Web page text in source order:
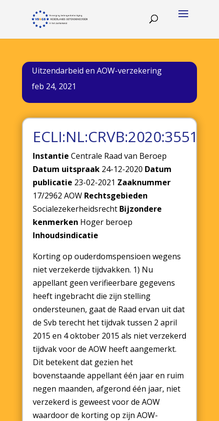
Uitzendarbeid en AOW-verzekering
feb 24, 2021
ECLI:NL:CRVB:2020:3551
Instantie Centrale Raad van Beroep
Datum uitspraak 24-12-2020 Datum
publicatie 23-02-2021 Zaaknummer
17/2962 AOW Rechtsgebieden
Socialezekerheidsrecht Bijzondere
kenmerken Hoger beroep
Inhoudsindicatie
Korting op ouderdomspensioen wegens
niet verzekerde tijdvakken. 1) Nu
appellant geen verifieerbare gegevens
heeft ingebracht die zijn stelling
ondersteunen, gaat de Raad ervan uit dat
de Svb terecht het tijdvak tussen 2 april
2015 en 4 oktober 2015 als niet verzekerd
tijdvak voor de AOW heeft aangemerkt.
Dit betekent dat gezien het
bovenstaande appellant één jaar en ruim
negen maanden, afgerond één jaar, niet
verzekerd is geweest voor de AOW
waardoor de korting op zijn AOW-